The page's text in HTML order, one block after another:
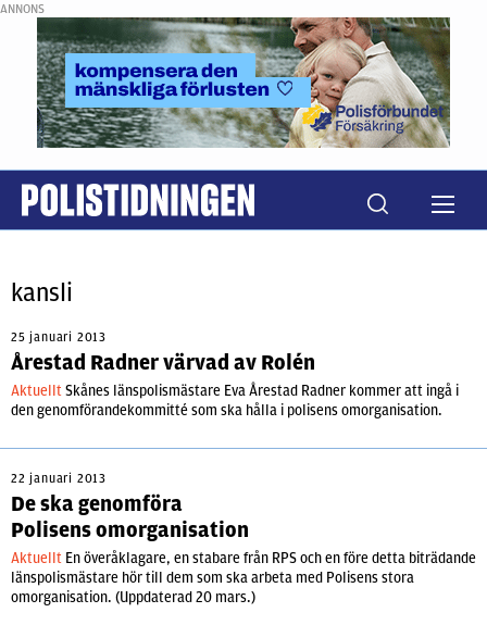
ANNONS
kansli
25 januari 2013
Årestad Radner värvad av Rolén
Aktuellt Skånes länspolismästare Eva Årestad Radner kommer att ingå i
den genomförandekommitté som ska hålla i polisens omorganisation.
22 januari 2013
De ska genomföra
Polisens omorganisation
Aktuellt En överåklagare, en stabare från RPS och en före detta biträdande
länspolismästare hör till dem som ska arbeta med Polisens stora
omorganisation. (Uppdaterad 20 mars.)